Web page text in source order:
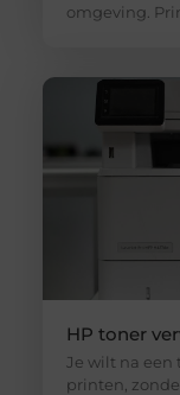
omgeving.
HP toner
Je wilt na een
printen,